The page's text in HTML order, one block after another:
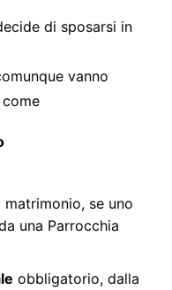
di sposarsi in
vanno
se uno
una Parrocchia
obbligatorio, dalla